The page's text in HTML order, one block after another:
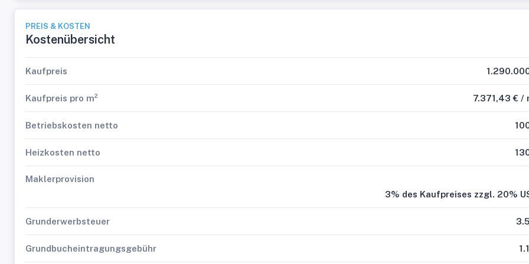
PREIS & KOSTEN
Kostenübersicht
Kaufpreis
Kaufpreis pro m² 7.371,43 € /
Betriebskosten netto
Heizkosten netto
Maklerprovision
3% des Kaufpreises zzgl. 20%
Grunderwerbsteuer
Grundbucheintragungsgebühr